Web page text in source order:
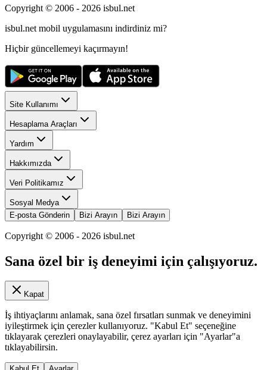
Copyright © 2006 - 2026 isbul.net
isbul.net mobil uygulamasını indirdiniz mi?
Hiçbir güncellemeyi kaçırmayın!
Site Kullanımı
Hesaplama Araçları
Yardım
Hakkımızda
Veri Politikamız
Sosyal Medya
E-posta Gönderin
Bizi Arayın Bizi Arayın
Copyright © 2006 - 2026 isbul.net
Sana özel bir iş deneyimi için çalışıyoruz.
Kapat
İş ihtiyaçlarını anlamak, sana özel fırsatları sunmak ve deneyimini
iyileştirmek için çerezler kullanıyoruz. "Kabul Et" seçeneğine
tıklayarak çerezleri onaylayabilir, çerez ayarları için "Ayarlar"a
tıklayabilirsin.